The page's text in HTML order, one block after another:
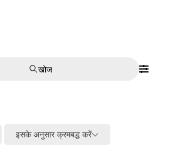
खोज
इसके अनुसार क्रमबद्ध करें